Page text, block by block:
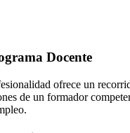
Docente
ofrece un
de un formador